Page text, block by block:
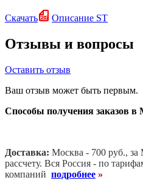
Скачать Описание ST
Отзывы и вопросы
Оставить отзыв
Ваш отзыв может быть первым.
Способы получения заказов
Доставка: Москва - 700 руб.,
рассчету. Вся Россия - по
компаний подробнее »